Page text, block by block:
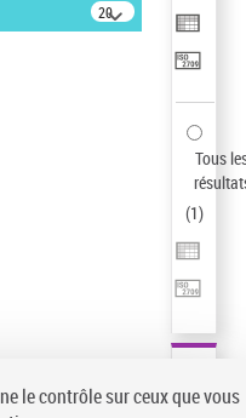
20
résultats/page
Tous
(1)
le contrôle sur ceux que vous